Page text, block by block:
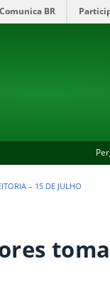
Comunica BR
– 15 DE JULHO